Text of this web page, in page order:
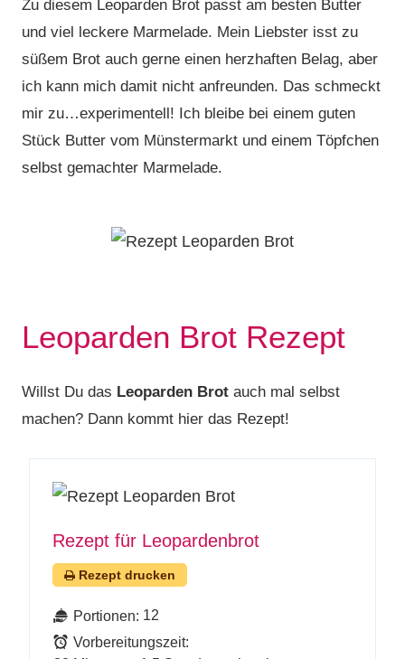
Zu diesem Leoparden Brot passt am besten Butter
und viel leckere Marmelade. Mein Liebster isst zu
süßem Brot auch gerne einen herzhaften Belag, aber
ich kann mich damit nicht anfreunden. Das schmeckt
mir zu…experimentell! Ich bleibe bei einem guten
Stück Butter vom Münstermarkt und einem Töpfchen
selbst gemachter Marmelade.
Leoparden Brot Rezept
Willst Du das Leoparden Brot auch mal selbst
machen? Dann kommt hier das Rezept!
Rezept für Leopardenbrot
Rezept drucken
Portionen: 12
Vorbereitungszeit: